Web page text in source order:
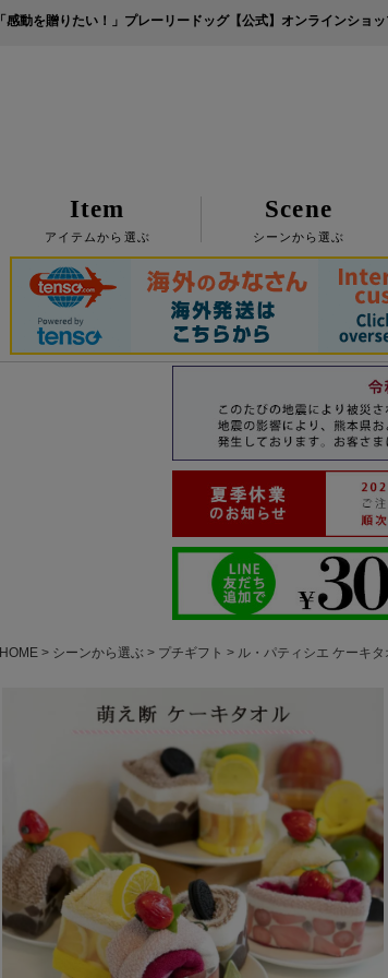
「感動を贈りたい！」プレーリードッグ【公式】オンラインショ
Item
アイテムから選ぶ
Scene
シーンから選ぶ
検索
HOME シーンから選ぶ プチギフト ル・パティシエ ケーキ